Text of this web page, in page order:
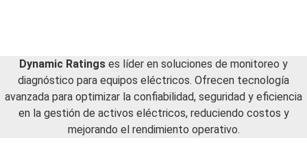
Dynamic Ratings es líder en soluciones de monitoreo y
diagnóstico para equipos eléctricos. Ofrecen tecnología
avanzada para optimizar la confiabilidad, seguridad y eficiencia
en la gestión de activos eléctricos, reduciendo costos y
mejorando el rendimiento operativo.